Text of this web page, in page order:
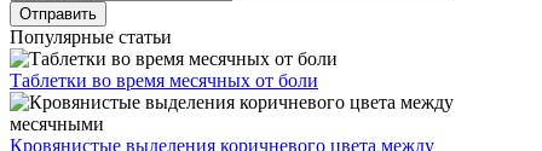
Популярные статьи
Таблетки во время месячных от боли
Кровянистые выделения коричневого цвета между